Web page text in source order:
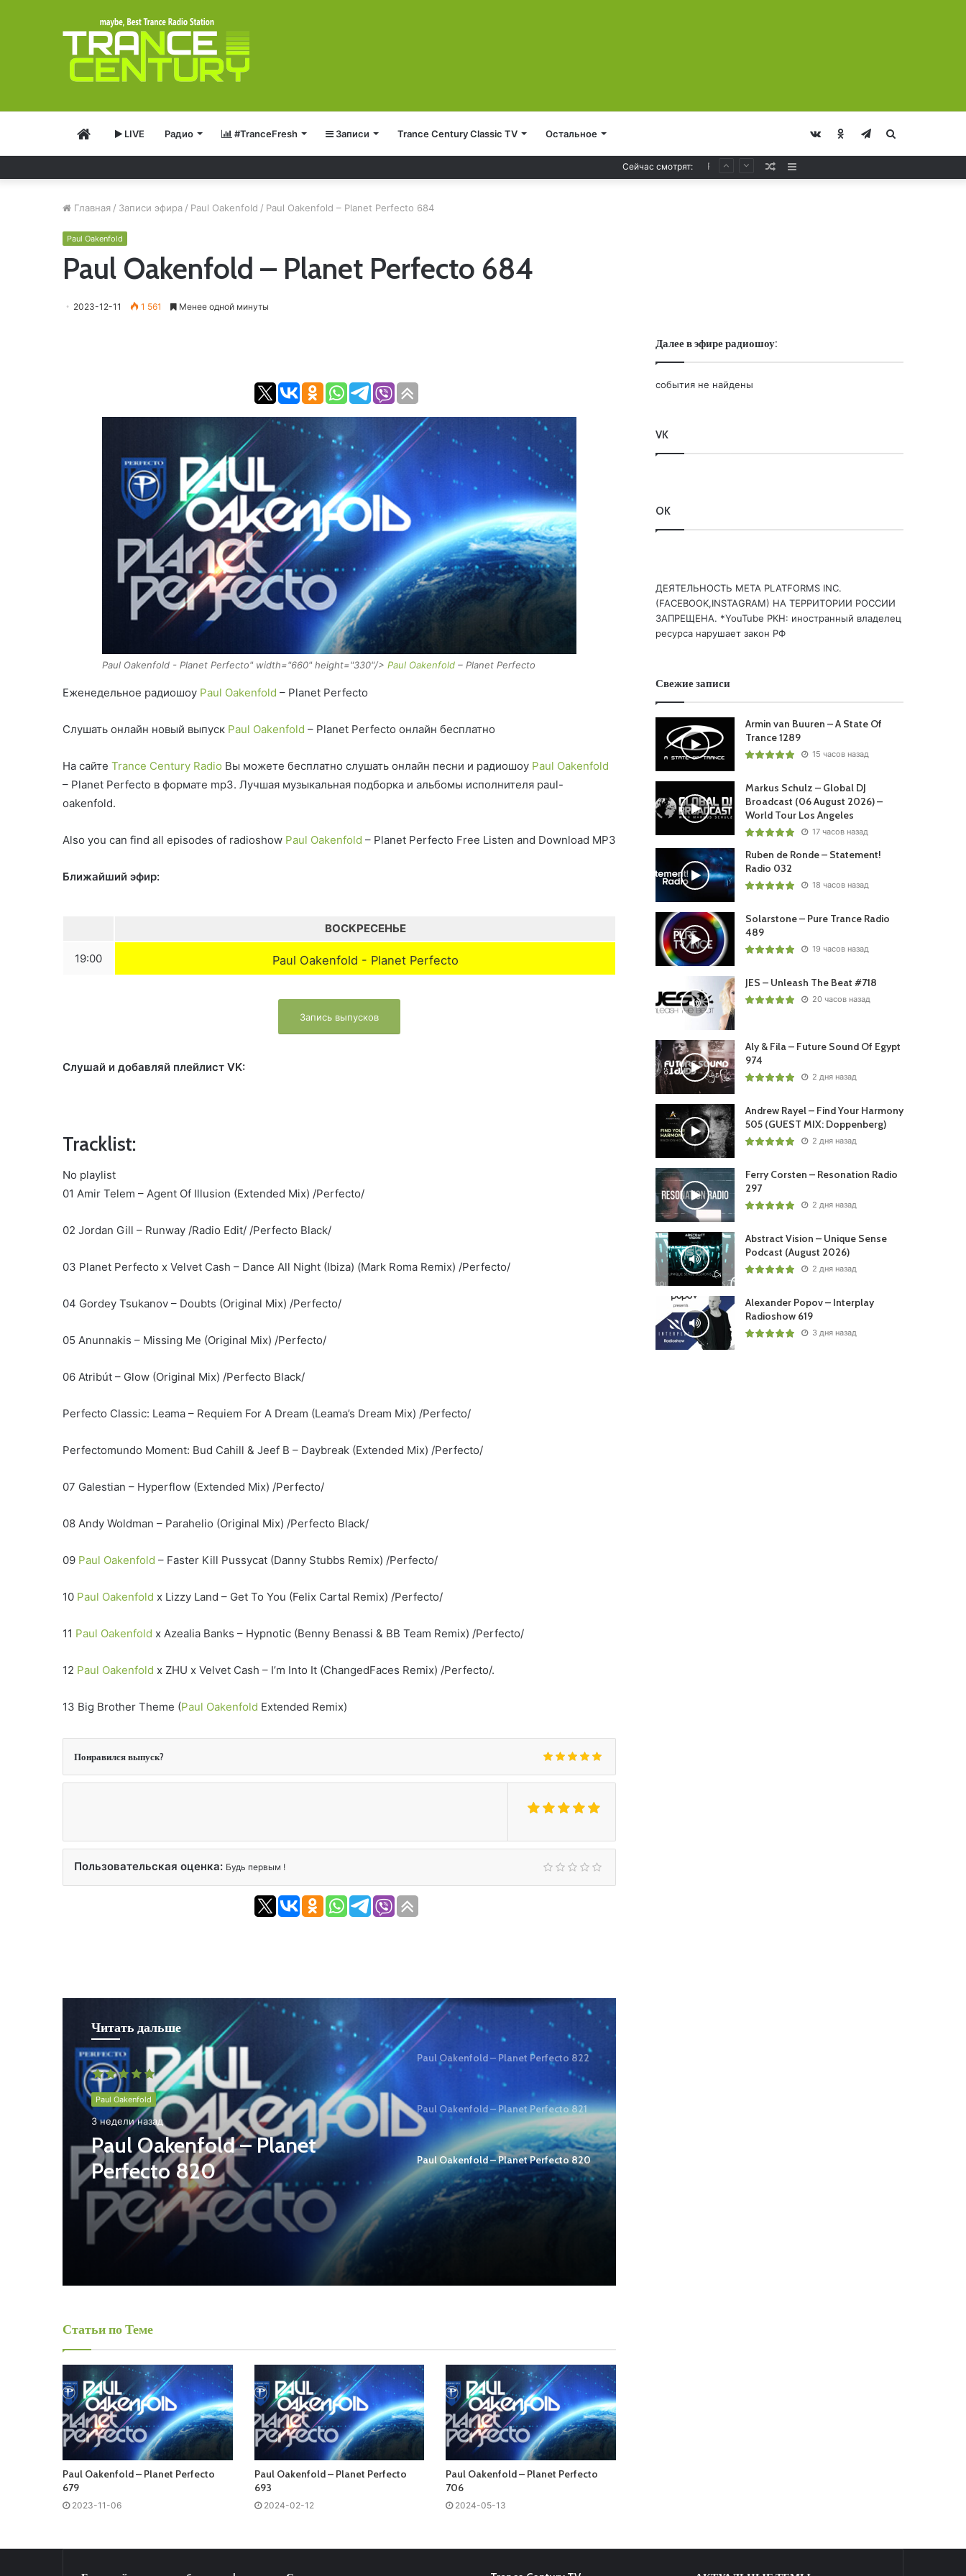
ГлавнаяLIVE Радио #TranceFresh Записи Trance Century Classic TV Остальное Telegram
Odnoklassniki
vk.com
Сейчас смотрят: Случайная
Главная / Записи эфира / Paul Oakenfold / Paul Oakenfold – Planet Perfecto 684
Paul Oakenfold
Paul Oakenfold – Planet Perfecto 684
2023-12-11 1 561 Менее одной минуты
Paul Oakenfold - Planet Perfecto" width="660" height="330"/> Paul Oakenfold – Planet Perfecto
Еженедельное радиошоу Paul Oakenfold – Planet Perfecto
Слушать онлайн новый выпуск Paul Oakenfold – Planet Perfecto онлайн бесплатно
На сайте Trance Century Radio Вы можете бесплатно слушать онлайн песни и радиошоу Paul Oakenfold
– Planet Perfecto в формате mp3. Лучшая музыкальная подборка и альбомы исполнителя paul-
oakenfold.
Also you can find all episodes of radioshow Paul Oakenfold – Planet Perfecto Free Listen and Download MP3
Ближайший эфир:
ВОСКРЕСЕНЬЕ
19:00 Paul Oakenfold - Planet Perfecto
Запись выпусков
Слушай и добавляй плейлист VK:
Tracklist:
No playlist
01 Amir Telem – Agent Of Illusion (Extended Mix) /Perfecto/
02 Jordan Gill – Runway /Radio Edit/ /Perfecto Black/
03 Planet Perfecto x Velvet Cash – Dance All Night (Ibiza) (Mark Roma Remix) /Perfecto/
04 Gordey Tsukanov – Doubts (Original Mix) /Perfecto/
05 Anunnakis – Missing Me (Original Mix) /Perfecto/
06 Atribút – Glow (Original Mix) /Perfecto Black/
Perfecto Classic: Leama – Requiem For A Dream (Leama’s Dream Mix) /Perfecto/
Perfectomundo Moment: Bud Cahill & Jeef B – Daybreak (Extended Mix) /Perfecto/
07 Galestian – Hyperflow (Extended Mix) /Perfecto/
08 Andy Woldman – Parahelio (Original Mix) /Perfecto Black/
09 Paul Oakenfold – Faster Kill Pussycat (Danny Stubbs Remix) /Perfecto/
10 Paul Oakenfold x Lizzy Land – Get To You (Felix Cartal Remix) /Perfecto/
11 Paul Oakenfold x Azealia Banks – Hypnotic (Benny Benassi & BB Team Remix) /Perfecto/
12 Paul Oakenfold x ZHU x Velvet Cash – I’m Into It (ChangedFaces Remix) /Perfecto/.
13 Big Brother Theme (Paul Oakenfold Extended Remix)
Понравился выпуск?
Пользовательская оценка: Будь первым !
Читать дальше
Paul Oakenfold
3 недели назад
Paul Oakenfold – Planet
Perfecto 820
Paul Oakenfold – Planet Perfecto 822
Paul Oakenfold – Planet Perfecto 821
Paul Oakenfold – Planet Perfecto 820
Статьи по Теме
Paul Oakenfold – Planet Perfecto
679
2023-11-06
Paul Oakenfold – Planet Perfecto
693
2024-02-12
Paul Oakenfold – Planet Perfecto
706
2024-05-13
Далее в эфире радиошоу:
события не найдены
VK
OK
ДЕЯТЕЛЬНОСТЬ МЕТА PLATFORMS INC.
(FACEBOOK,INSTAGRAM) НА ТЕРРИТОРИИ РОССИИ
ЗАПРЕЩЕНА. *YouTube РКН: иностранный владелец
ресурса нарушает закон РФ
Свежие записи
Armin van Buuren – A State Of
Trance 1289
15 часов назад
Markus Schulz – Global DJ
Broadcast (06 August 2026) –
World Tour Los Angeles
17 часов назад
Ruben de Ronde – Statement!
Radio 032
18 часов назад
Solarstone – Pure Trance Radio
489
19 часов назад
JES – Unleash The Beat #718
20 часов назад
Aly & Fila – Future Sound Of Egypt
974
2 дня назад
Andrew Rayel – Find Your Harmony
505 (GUEST MIX: Doppenberg)
2 дня назад
Ferry Corsten – Resonation Radio
297
2 дня назад
Abstract Vision – Unique Sense
Podcast (August 2026)
2 дня назад
Alexander Popov – Interplay
Radioshow 619
3 дня назад